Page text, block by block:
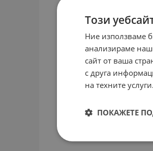
Този
Ние използваме
анализираме
сайт от ваша
с друга
на техните услуги.
ПОКАЖЕТЕ